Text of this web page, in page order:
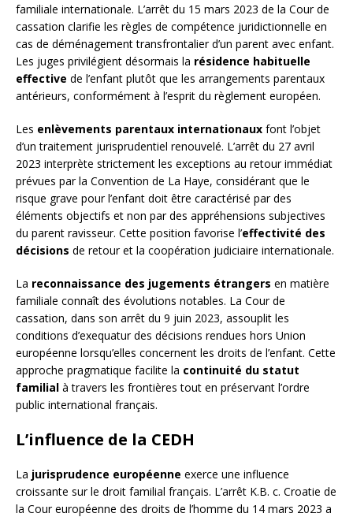
familiale internationale. L’arrêt du 15 mars 2023 de la Cour de
cassation clarifie les règles de compétence juridictionnelle en
cas de déménagement transfrontalier d’un parent avec enfant.
Les juges privilégient désormais la résidence habituelle
effective de l’enfant plutôt que les arrangements parentaux
antérieurs, conformément à l’esprit du règlement européen.
Les enlèvements parentaux internationaux font l’objet
d’un traitement jurisprudentiel renouvelé. L’arrêt du 27 avril
2023 interprète strictement les exceptions au retour immédiat
prévues par la Convention de La Haye, considérant que le
risque grave pour l’enfant doit être caractérisé par des
éléments objectifs et non par des appréhensions subjectives
du parent ravisseur. Cette position favorise l’effectivité des
décisions de retour et la coopération judiciaire internationale.
La reconnaissance des jugements étrangers en matière
familiale connaît des évolutions notables. La Cour de
cassation, dans son arrêt du 9 juin 2023, assouplit les
conditions d’exequatur des décisions rendues hors Union
européenne lorsqu’elles concernent les droits de l’enfant. Cette
approche pragmatique facilite la continuité du statut
familial à travers les frontières tout en préservant l’ordre
public international français.
L’influence de la CEDH
La jurisprudence européenne exerce une influence
croissante sur le droit familial français. L’arrêt K.B. c. Croatie de
la Cour européenne des droits de l’homme du 14 mars 2023 a